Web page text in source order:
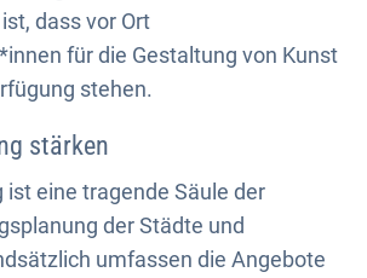
dass vor Ort
für die Gestaltung von Kunst
stehen.
stärken
ist eine tragende Säule der
der Städte und
umfassen die Angebote